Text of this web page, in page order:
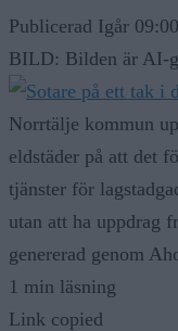
Publicerad Igår 09:00
BILD: Bilden är AI-
Norrtälje kommun
eldstäder på att det
tjänster för
utan att ha uppdrag
genererad genom
1 min läsning
Link copied